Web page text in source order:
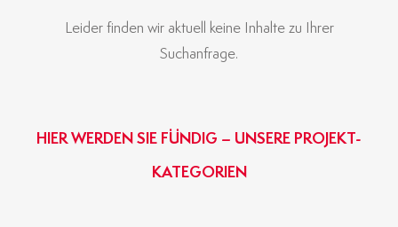
Leider finden wir aktuell keine Inhalte zu Ihrer
Suchanfrage.
HIER WERDEN SIE FÜNDIG – UNSERE PROJEKT-
KATEGORIEN